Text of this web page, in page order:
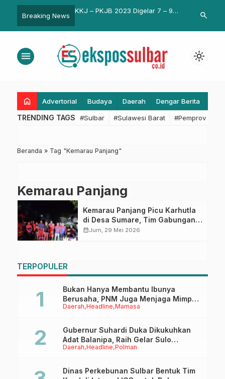
Breaking News
2019 Diserahkan
ke DPRD
KKJ – PKJB 2023 Digelar 7 – 9
Meramaikan Gedung Sate
Sekda
Dinsos
search
menu light_mode
home Advertorial Budaya Daerah Dengar Berita
TRENDING TAGS #Sulbar #Sulawesi Barat #Pemprov
Beranda » Tag "Kemarau Panjang"
Kemarau Panjang
Kemarau Panjang Picu Karhutla
di Desa Sumare, Tim Gabungan
Berjibaku Padamkan Api Selama
calendar_monthJum, 29 Mei 2026
TERPOPULER
Daerah Headline Mamasa
Bukan Hanya Membantu Ibunya
Berusaha, PNM Juga Menjaga Mimpi
Anaknya Untuk Menggapai Cita-Cita
Daerah Headline Polman
Gubernur Suhardi Duka Dikukuhkan
Adat Balanipa, Raih Gelar Sulo
Tappidena
Dinas Perkebunan Sulbar Bentuk Tim